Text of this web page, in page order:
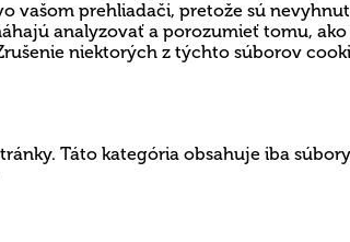
vašom prehliadači, pretože sú
analyzovať a porozumieť tomu,
niektorých z týchto súborov
Táto kategória obsahuje iba